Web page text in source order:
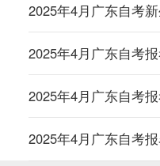
2025年4月广东自考
2025年4月广东自考
2025年4月广东自考
2025年4月广东自考